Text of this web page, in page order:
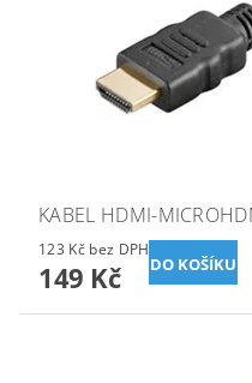
KABEL HDMI-
123 Kč bez DPH
149 Kč